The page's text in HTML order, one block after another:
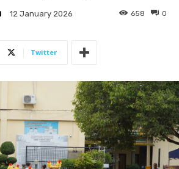
12 January 2026 0
658
Twitter